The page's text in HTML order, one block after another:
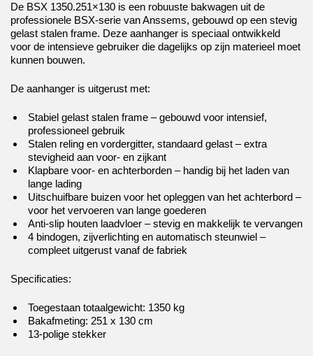
De BSX 1350.251×130 is een robuuste bakwagen uit de
professionele BSX-serie van Anssems, gebouwd op een stevig
gelast stalen frame. Deze aanhanger is speciaal ontwikkeld
voor de intensieve gebruiker die dagelijks op zijn materieel moet
kunnen bouwen.
De aanhanger is uitgerust met:
Stabiel gelast stalen frame – gebouwd voor intensief,
professioneel gebruik
Stalen reling en vordergitter, standaard gelast – extra
stevigheid aan voor- en zijkant
Klapbare voor- en achterborden – handig bij het laden van
lange lading
Uitschuifbare buizen voor het opleggen van het achterbord –
voor het vervoeren van lange goederen
Anti-slip houten laadvloer – stevig en makkelijk te vervangen
4 bindogen, zijverlichting en automatisch steunwiel –
compleet uitgerust vanaf de fabriek
Specificaties:
Toegestaan totaalgewicht: 1350 kg
Bakafmeting: 251 x 130 cm
13-polige stekker